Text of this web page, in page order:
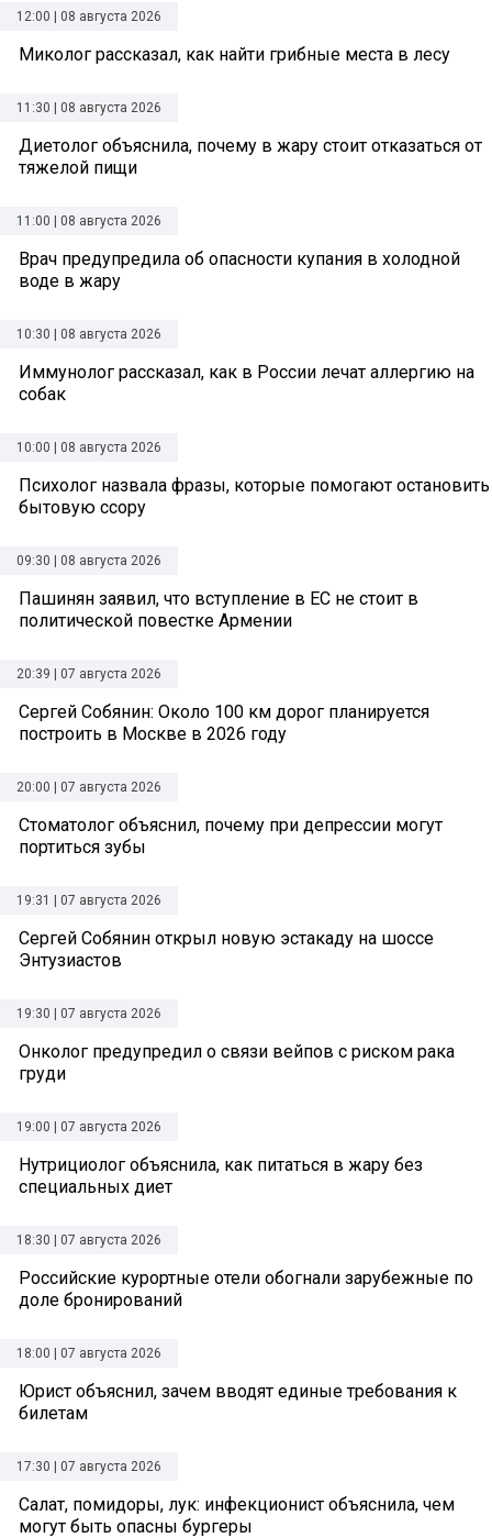
12:00 | 08 августа 2026
Миколог рассказал, как найти грибные места в лесу
11:30 | 08 августа 2026
Диетолог объяснила, почему в жару стоит отказаться от
тяжелой пищи
11:00 | 08 августа 2026
Врач предупредила об опасности купания в холодной
воде в жару
10:30 | 08 августа 2026
Иммунолог рассказал, как в России лечат аллергию на
собак
10:00 | 08 августа 2026
Психолог назвала фразы, которые помогают остановить
бытовую ссору
09:30 | 08 августа 2026
Пашинян заявил, что вступление в ЕС не стоит в
политической повестке Армении
20:39 | 07 августа 2026
Сергей Собянин: Около 100 км дорог планируется
построить в Москве в 2026 году
20:00 | 07 августа 2026
Стоматолог объяснил, почему при депрессии могут
портиться зубы
19:31 | 07 августа 2026
Сергей Собянин открыл новую эстакаду на шоссе
Энтузиастов
19:30 | 07 августа 2026
Онколог предупредил о связи вейпов с риском рака
груди
19:00 | 07 августа 2026
Нутрициолог объяснила, как питаться в жару без
специальных диет
18:30 | 07 августа 2026
Российские курортные отели обогнали зарубежные по
доле бронирований
18:00 | 07 августа 2026
Юрист объяснил, зачем вводят единые требования к
билетам
17:30 | 07 августа 2026
Салат, помидоры, лук: инфекционист объяснила, чем
могут быть опасны бургеры